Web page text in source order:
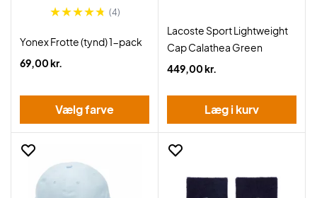
(4)
Yonex Frotte (tynd) 1-pack
69,00 kr.
Vælg farve
Lacoste Sport Lightweight
Cap Calathea Green
449,00 kr.
Læg i kurv